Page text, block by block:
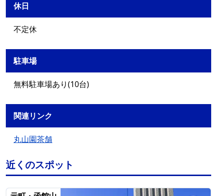
休日
不定休
駐車場
無料駐車場あり(10台)
関連リンク
丸山園茶舗
近くのスポット